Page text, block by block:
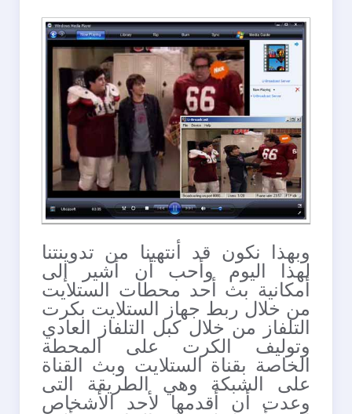
وبهذا نكون قد أنتهينا من تدوينتنا
لهذا اليوم وأحب أن أشير إلى
أمكانية بث أحد محطات الستلايت
من خلال ربط جهاز الستلايت بكرت
التلفاز من خلال كبل التلفاز العادي
وتوليف الكرت على المحطة
الخاصة بقناة الستلايت وبث القناة
على الشبكة وهي الطريقة التى
وعدت أن أقدمها لأحد الأشخاص